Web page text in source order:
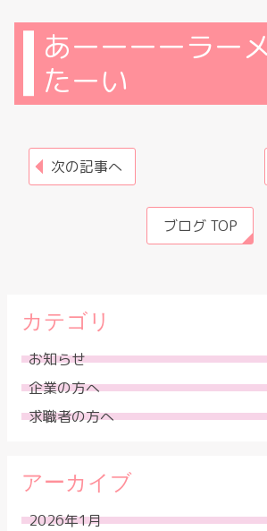
あーーーーラー
たーい
次の記事へ
ブログ TOP
カテゴリ
お知らせ
企業の方へ
求職者の方へ
アーカイブ
2026年1月